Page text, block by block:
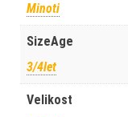
Minoti
SizeAge
3/4let
Velikost